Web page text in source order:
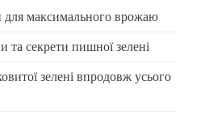
для максимального врожаю
та секрети пишної зелені
зелені впродовж усього